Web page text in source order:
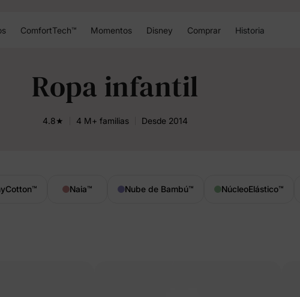
ComfortTech™ Momentos Disney Comprar Historia
Ropa infantil
4.8★ 4 M+ familias Desde 2014
™ Naia™ Nube de Bambú™ NúcleoElástico™